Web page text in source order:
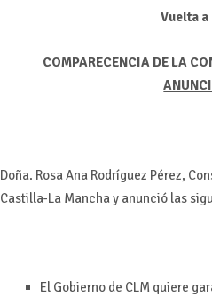
Vuelta
COMPARECENCIA DE LA
Doña. Rosa Ana Rodríguez Pérez,
Castilla-La Mancha y anunció las
El Gobierno de CLM quiere